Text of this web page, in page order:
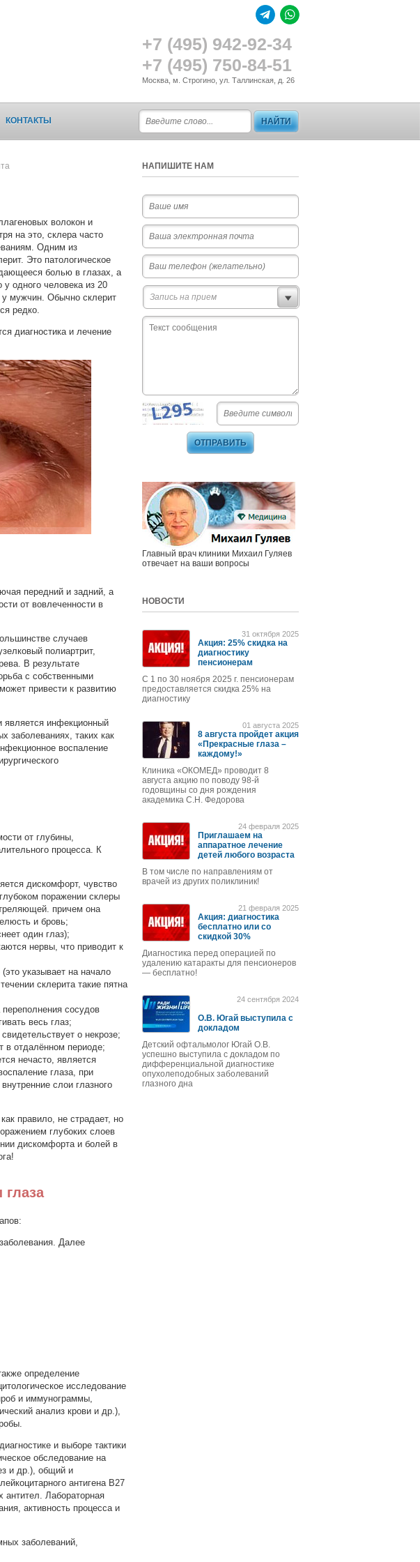
+7 (495) 942-92-34
+7 (495) 750-84-51
Москва, м. Строгино, ул. Таллинская, д. 26
КОНТАКТЫ
волокон и
на это, склера часто
Одним из
Это патологическое
болью в глазах, а
у одного человека из 20
мужчин. Обычно склерит
редко.
диагностика и лечение
передний и задний, а
от вовлеченности в
случаев
полиартрит,
В результате
с собственными
привести к развитию
является инфекционный
заболеваниях, таких как
воспаление
от глубины,
процесса. К
дискомфорт, чувство
поражении склеры
причем она
и бровь;
один глаз);
нервы, что приводит к
указывает на начало
склерита такие пятна
сосудов
весь глаз;
о некрозе;
в отдалённом периоде;
нечасто, является
глаза, при
слои глазного
правило, не страдает, но
глубоких слоев
дискомфорта и болей в
глаза
Далее
определение
исследование
и иммунограммы,
анализ крови и др.),
и выборе тактики
обследование на
и др.), общий и
антигена B27
антител. Лабораторная
активность процесса и
заболеваний,
НАПИШИТЕ НАМ
Запись на прием
Главный врач клиники Михаил Гуляев
отвечает на ваши вопросы
НОВОСТИ
Акция: 25% скидка на
диагностику
пенсионерам
31 октября 2025
С 1 по 30 ноября 2025 г. пенсионерам
предоставляется скидка 25% на
диагностику
8 августа пройдет акция
«Прекрасные глаза –
каждому!»
01 августа 2025
Клиника «ОКОМЕД» проводит 8
августа акцию по поводу 98-й
годовщины со дня рождения
академика С.Н. Федорова
Приглашаем на
аппаратное лечение
детей любого возраста
24 февраля 2025
В том числе по направлениям от
врачей из других поликлиник!
Акция: диагностика
бесплатно или со
скидкой 30%
21 февраля 2025
Диагностика перед операцией по
удалению катаракты для пенсионеров
— бесплатно!
О.В. Югай выступила с
докладом
24 сентября 2024
Детский офтальмолог Югай О.В.
успешно выступила с докладом по
дифференциальной диагностике
опухолеподобных заболеваний
глазного дна